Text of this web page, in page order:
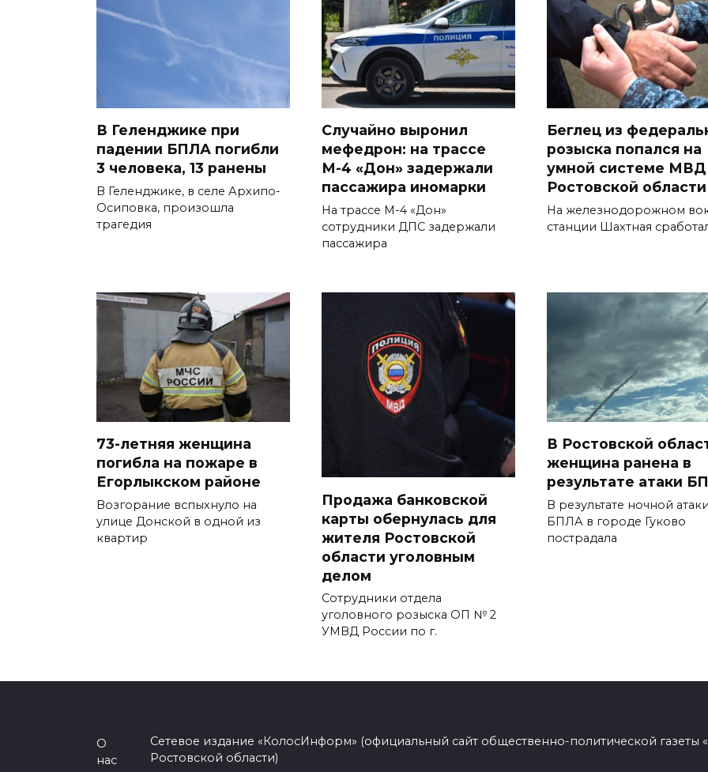
В Геленджике при
падении БПЛА погибли
3 человека, 13 ранены
В Геленджике, в селе Архипо-
Осиповка, произошла
трагедия
Случайно выронил
мефедрон: на трассе
М-4 «Дон» задержали
пассажира иномарки
На трассе М-4 «Дон»
сотрудники ДПС задержали
пассажира
Беглец из
розыска попался на
умной системе МВД
Ростовской области
На железнодорожном
станции Шахтная
73-летняя женщина
погибла на пожаре в
Егорлыкском районе
Возгорание вспыхнуло на
улице Донской в одной из
квартир
Продажа банковской
карты обернулась для
жителя Ростовской
области уголовным
делом
Сотрудники отдела
уголовного розыска ОП № 2
УМВД России по г.
В Ростовской
женщина ранена в
результате атаки
В результате ночной атаки
БПЛА в городе Гуково
пострадала
О
нас
Сетевое издание «КолосИнформ» (официальный сайт общественно-политической газеты
Ростовской области)